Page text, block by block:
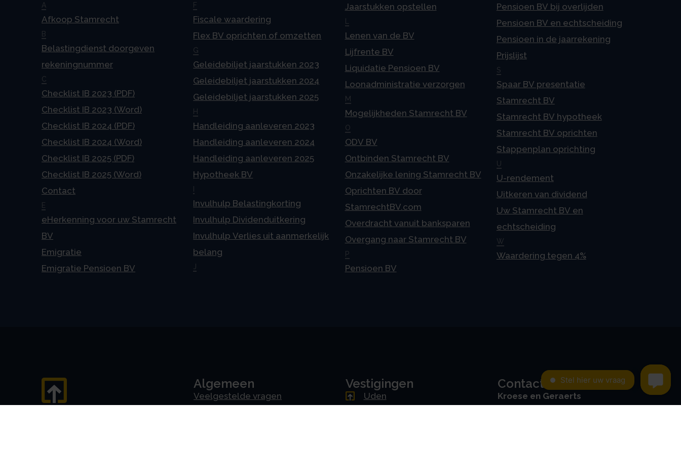
A
Afkoop Stamrecht
B
Belastingdienst doorgeven
rekeningnummer
C
Checklist IB 2023 (PDF)
Checklist IB 2023 (Word)
Checklist IB 2024 (PDF)
Checklist IB 2024 (Word)
Checklist IB 2025 (PDF)
Checklist IB 2025 (Word)
Contact
E
eHerkenning voor uw Stamrecht
BV
Emigratie
Emigratie Pensioen BV
F
Fiscale waardering
Flex BV oprichten of omzetten
G
Geleidebiljet jaarstukken 2023
Geleidebiljet jaarstukken 2024
Geleidebiljet jaarstukken 2025
H
Handleiding aanleveren 2023
Handleiding aanleveren 2024
Handleiding aanleveren 2025
Hypotheek BV
Invulhulp Belastingkorting
Invulhulp Dividenduitkering
Invulhulp Verlies uit aanmerkelijk
belang
Jaarstukken opstellen
Lenen van de BV
Lijfrente BV
Liquidatie Pensioen BV
Loonadministratie verzorgen
M
Mogelijkheden Stamrecht BV
O
ODV BV
Ontbinden Stamrecht BV
Onzakelijke lening Stamrecht BV
Oprichten BV door
StamrechtBV.com
Overdracht vanuit banksparen
Overgang naar Stamrecht BV
P
Pensioen BV
Pensioen BV bij overlijden
Pensioen BV en echtscheiding
Pensioen in de jaarrekening
Prijslijst
S
Spaar BV presentatie
Stamrecht BV
Stamrecht BV hypotheek
Stamrecht BV oprichten
Stappenplan oprichting
U
U-rendement
Uitkeren van dividend
Uw Stamrecht BV en
echtscheiding
W
Waardering tegen 4%
Algemeen
Veelgestelde vragen
Algemene voorwaarden
Vestigingen
Uden
Contact
Kroese en Geraerts
Belastingadvies BV